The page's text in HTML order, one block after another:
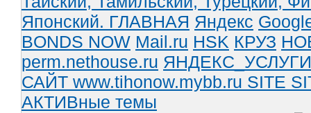
Японский. ГЛАВНАЯ Яндекс
BONDS NOW Mail.ru HSK КРУЗ
perm.nethouse.ru ЯНДЕКС_УСЛУГИ
САЙТ www.tihonow.mybb.ru SITE
АКТИВные темы